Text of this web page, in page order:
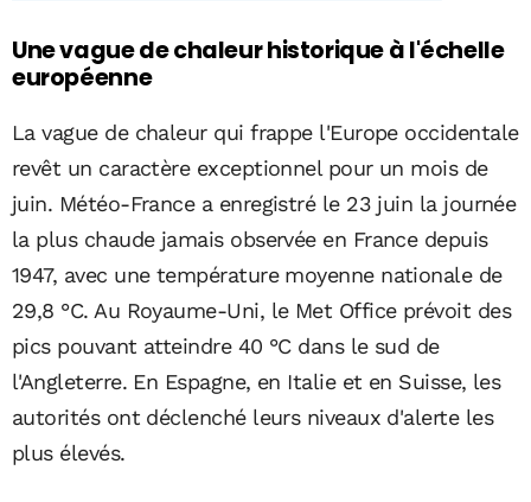
Une vague de chaleur historique à l'échelle
européenne
La vague de chaleur qui frappe l'Europe occidentale
revêt un caractère exceptionnel pour un mois de
juin. Météo-France a enregistré le 23 juin la journée
la plus chaude jamais observée en France depuis
1947, avec une température moyenne nationale de
29,8 °C. Au Royaume-Uni, le Met Office prévoit des
pics pouvant atteindre 40 °C dans le sud de
l'Angleterre. En Espagne, en Italie et en Suisse, les
autorités ont déclenché leurs niveaux d'alerte les
plus élevés.